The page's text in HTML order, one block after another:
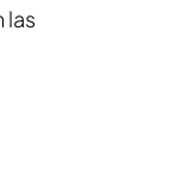
las